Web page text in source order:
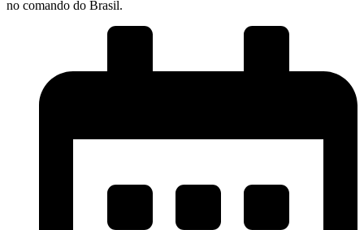
no comando do Brasil.